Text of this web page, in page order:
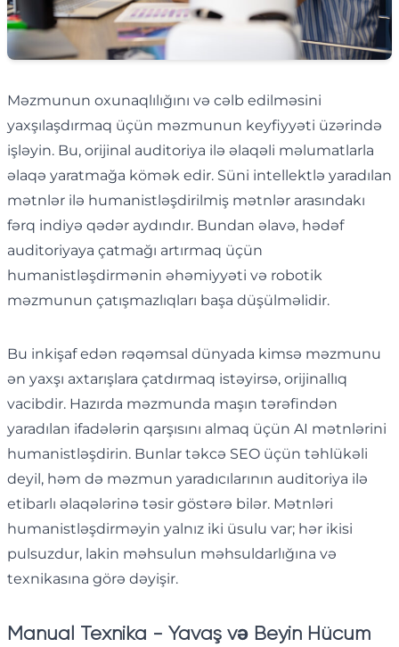
Məzmunun oxunaqlılığını və cəlb edilməsini
yaxşılaşdırmaq üçün məzmunun keyfiyyəti üzərində
işləyin. Bu, orijinal auditoriya ilə əlaqəli məlumatlarla
əlaqə yaratmağa kömək edir. Süni intellektlə yaradılan
mətnlər ilə humanistləşdirilmiş mətnlər arasındakı
fərq indiyə qədər aydındır. Bundan əlavə, hədəf
auditoriyaya çatmağı artırmaq üçün
humanistləşdirmənin əhəmiyyəti və robotik
məzmunun çatışmazlıqları başa düşülməlidir.
Bu inkişaf edən rəqəmsal dünyada kimsə məzmunu
ən yaxşı axtarışlara çatdırmaq istəyirsə, orijinallıq
vacibdir. Hazırda məzmunda maşın tərəfindən
yaradılan ifadələrin qarşısını almaq üçün AI mətnlərini
humanistləşdirin. Bunlar təkcə SEO üçün təhlükəli
deyil, həm də məzmun yaradıcılarının auditoriya ilə
etibarlı əlaqələrinə təsir göstərə bilər. Mətnləri
humanistləşdirməyin yalnız iki üsulu var; hər ikisi
pulsuzdur, lakin məhsulun məhsuldarlığına və
texnikasına görə dəyişir.
Manual Texnika - Yavaş və Beyin Hücum